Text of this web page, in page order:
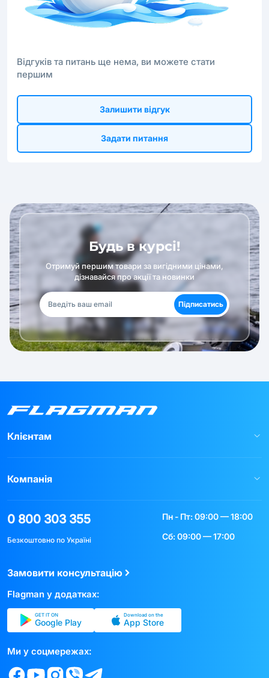
Відгуків та питань ще нема, ви можете стати
першим
Залишити відгук
Задати питання
Будь в курсі!
Отримуй першим товари за вигідними цінами,
дізнавайся про акції та новинки
Підписатись
Клієнтам
Компанія
0 800 303 355
Безкоштовно по Україні
Пн - Пт: 09:00 — 18:00
Сб: 09:00 — 17:00
Замовити консультацію
Flagman у додатках:
GET IT ON
Google Play
Download on the
App Store
Ми у соцмережах: